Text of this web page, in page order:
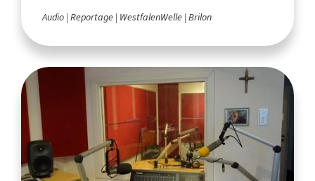
Audio Reportage WestfalenWelle Brilon